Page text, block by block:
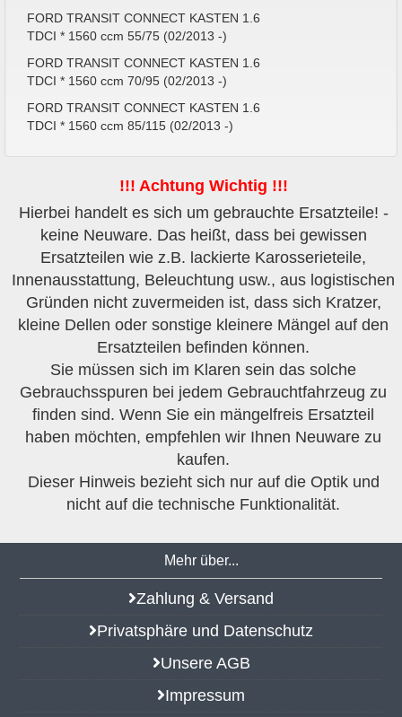
FORD TRANSIT CONNECT KASTEN 1.6
TDCI * 1560 ccm 55/75 (02/2013 -)
FORD TRANSIT CONNECT KASTEN 1.6
TDCI * 1560 ccm 70/95 (02/2013 -)
FORD TRANSIT CONNECT KASTEN 1.6
TDCI * 1560 ccm 85/115 (02/2013 -)
!!! Achtung Wichtig !!!
Hierbei handelt es sich um gebrauchte Ersatzteile! -
keine Neuware. Das heißt, dass bei gewissen
Ersatzteilen wie z.B. lackierte Karosserieteile,
Innenausstattung, Beleuchtung usw., aus logistischen
Gründen nicht zuvermeiden ist, dass sich Kratzer,
kleine Dellen oder sonstige kleinere Mängel auf den
Ersatzteilen befinden können.
Sie müssen sich im Klaren sein das solche
Gebrauchsspuren bei jedem Gebrauchtfahrzeug zu
finden sind. Wenn Sie ein mängelfreis Ersatzteil
haben möchten, empfehlen wir Ihnen Neuware zu
kaufen.
Dieser Hinweis bezieht sich nur auf die Optik und
nicht auf die technische Funktionalität.
Mehr über...
Zahlung & Versand
Privatsphäre und Datenschutz
Unsere AGB
Impressum